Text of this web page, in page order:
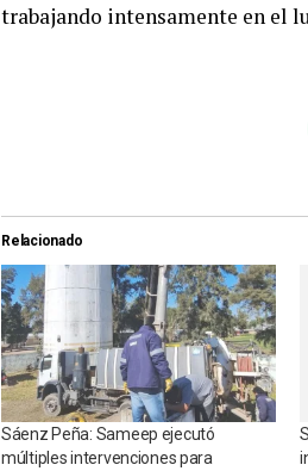
trabajando intensamente en el
Relacionado
Sáenz Peña: Sameep ejecutó
múltiples intervenciones para